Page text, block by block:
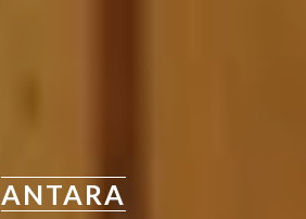
ANTARA